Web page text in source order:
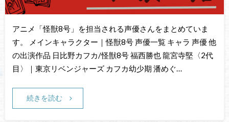
アニメ「怪獣8号」を担当される声優さんをまとめていま
す。 メインキャラクター｜怪獣8号 声優一覧 キャラ 声優 他
の出演作品 日比野カフカ/怪獣8号 福西勝也 龍宮寺堅〈2代
目〉｜東京リベンジャーズ カフカ幼少期 潘めぐ…
続きを読む